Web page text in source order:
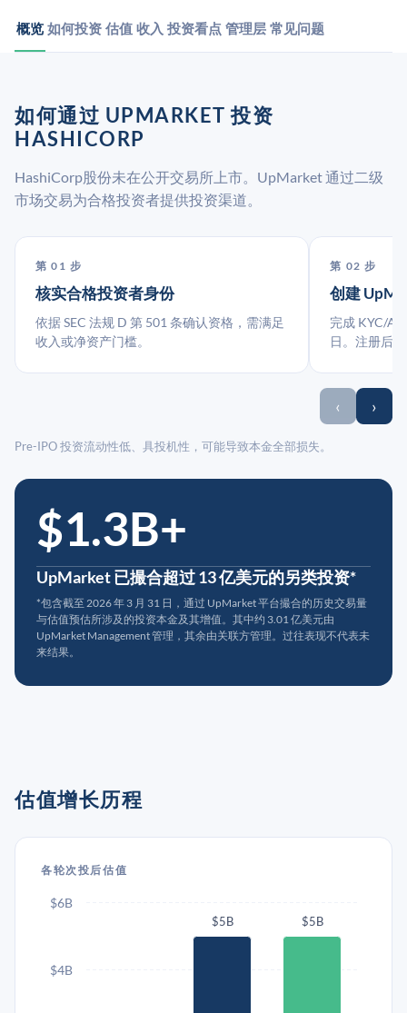
概览 如何投资 估值 收入 投资看点 管理层 常见问题
如何通过 UPMARKET 投资
HASHICORP
HashiCorp股份未在公开交易所上市。UpMarket 通过二级
市场交易为合格投资者提供投资渠道。
第 01 步
核实合格投资者身份
依据 SEC 法规 D 第 501 条确认资格，需满足
收入或净资产门槛。
第 02 步
创建
完成 KYC/
日。注册后
‹ ›
Pre-IPO 投资流动性低、具投机性，可能导致本金全部损失。
$1.3B+
UpMarket 已撮合超过 13 亿美元的另类投资*
*包含截至 2026 年 3 月 31 日，通过 UpMarket 平台撮合的历史交易量
与估值预估所涉及的投资本金及其增值。其中约 3.01 亿美元由
UpMarket Management 管理，其余由关联方管理。过往表现不代表未
来结果。
估值增长历程
各轮次投后估值
$5B $5B
$4B
$6B